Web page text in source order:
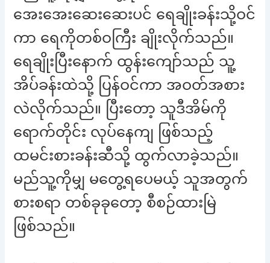
အေးအေးဆေးဆေးပင် ရေချိုးခန်းသို့ဝင်
ကာ ရေကိုတစ်ဝကြီး ချိုးလိုက်သည်။
ရေချိုးပြီးနောက် ထွန်းကျော်သည် သူ့
အိပ်ခန်းထဲသို့ ပြန်ဝင်ကာ အဝတ်အစား
လဲလိုက်သည်။ ပြီးတော့ သူဒီအိမ်ကို
ရောက်တိုင်း လုပ်နေကျ ဖြစ်သည့်
ထမင်းစားခန်းဆီသို့ ထွက်လာခဲ့သည်။
မည်သူ့ကိုမျှ မတွေ့ရပေမယ့် သူအတွက်
စားစရာ တစ်ခုခုတော့ စီစဉ်ထားမြဲ
ဖြစ်သည်။